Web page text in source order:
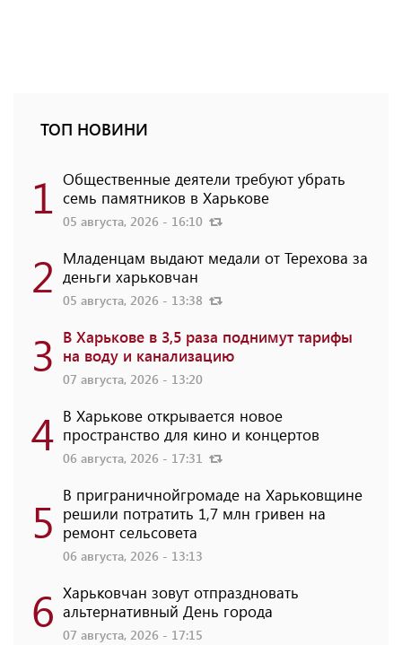
ТОП НОВИНИ
1 Общественные деятели требуют убрать
семь памятников в Харькове
05 августа, 2026 - 16:10
2 Младенцам выдают медали от Терехова за
деньги харьковчан
05 августа, 2026 - 13:38
3 В Харькове в 3,5 раза поднимут тарифы
на воду и канализацию
07 августа, 2026 - 13:20
4 В Харькове открывается новое
пространство для кино и концертов
06 августа, 2026 - 17:31
5 В приграничнойгромаде на Харьковщине
решили потратить 1,7 млн ​​гривен на
ремонт сельсовета
06 августа, 2026 - 13:13
6 Харьковчан зовут отпраздновать
альтернативный День города
07 августа, 2026 - 17:15